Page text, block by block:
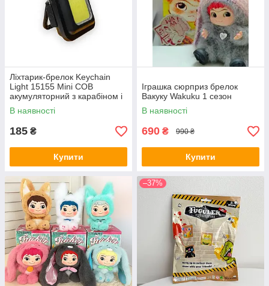
Ліхтарик-брелок Keychain
Light 15155 Mini COB
акумуляторний з карабіном і
магнітом Чорний
В наявності
185 ₴
Купити
Іграшка сюрприз брелок
Вакуку Wakuku 1 сезон
В наявності
690 ₴ 990 ₴
Купити
–37%